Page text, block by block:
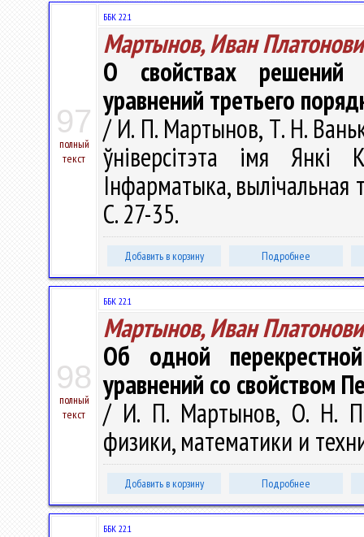
97
полный
текст
ББК 22.1
Мартынов, Иван
О свойствах решений
уравнений третьего
/ И. П. Мартынов, Т. Н.
ўніверсітэта імя
Інфарматыка,
С. 27-35.
Добавить в корзину Подробнее
98
полный
текст
ББК 22.1
Мартынов, Иван
Об одной
уравнений со свойством
/ И. П. Мартынов, О. Н.
физики, математики и
Добавить в корзину Подробнее
ББК 22.1